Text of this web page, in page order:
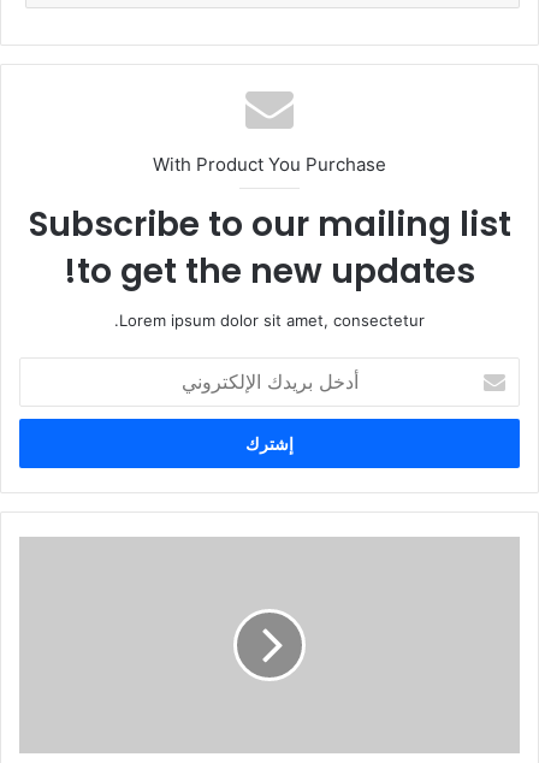
With Product You Purchase
Subscribe to our mailing list
to get the new updates!
Lorem ipsum dolor sit amet, consectetur.
خ
ب
ر
ر